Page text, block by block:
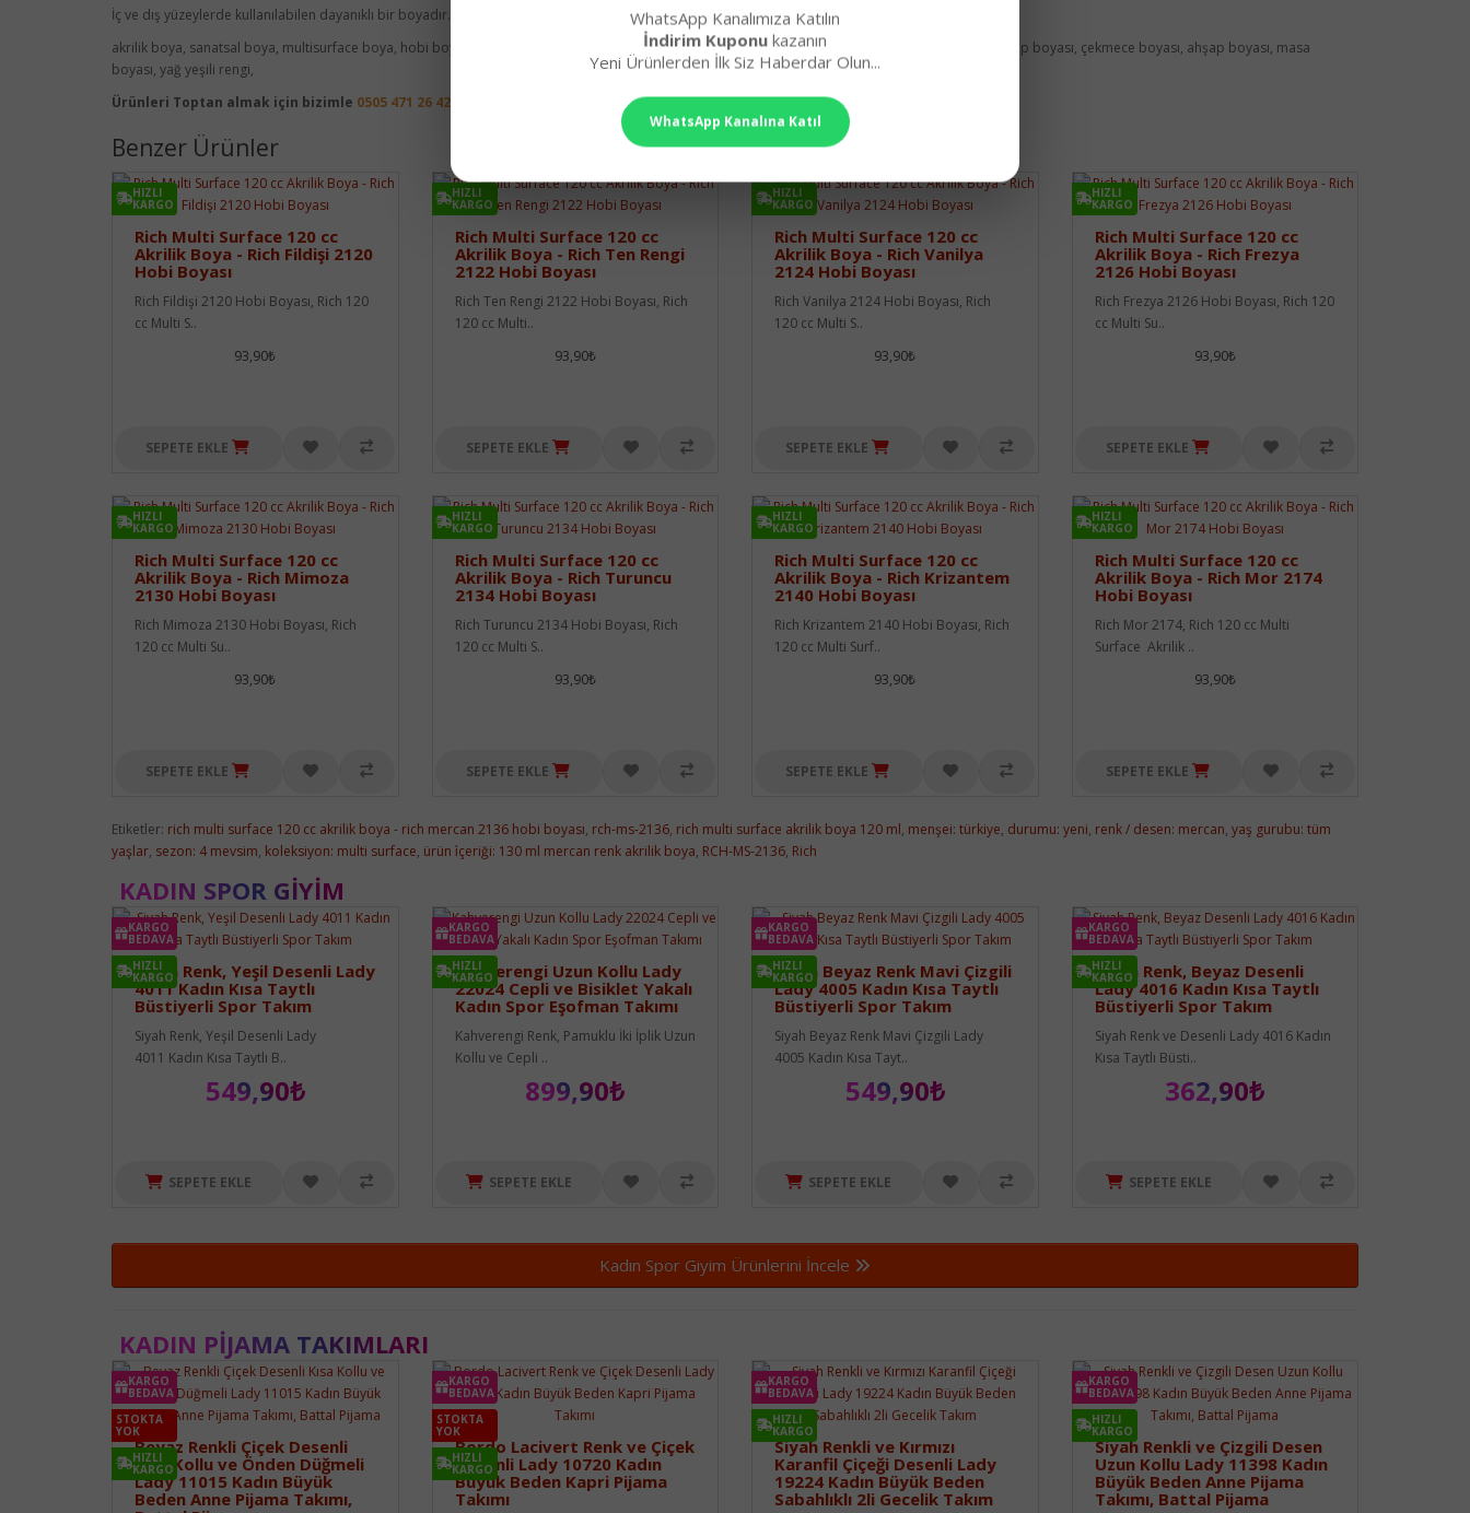
İç ve dış yüzeylerde kullanılabilen dayanıklı bir boyadır.
akrilik boya, sanatsal boya, multisurface boya, hobi boyası, hobi boyaları, rich akrilik boya, rich 130 ml boya, akrilik hobi boyası, sehpa boyası, dolap boyası, çekmece boyası, ahşap boyası, masa
boyası, yağ yeşili rengi,
Ürünleri Toptan almak için bizimle 0505 471 26 42 nolu telefondan iletişime geçebilirsiniz,
Benzer Ürünler
HIZLI
KARGO
Rich Multi Surface 120 cc
Akrilik Boya - Rich Fildişi 2120
Hobi Boyası
Rich Fildişi 2120 Hobi Boyası, Rich 120
cc Multi S..
93,90₺
SEPETE EKLE
HIZLI
KARGO
Rich Multi Surface 120 cc
Akrilik Boya - Rich Ten Rengi
2122 Hobi Boyası
Rich Ten Rengi 2122 Hobi Boyası, Rich
120 cc Multi..
93,90₺
SEPETE EKLE
HIZLI
KARGO
Rich Multi Surface 120 cc
Akrilik Boya - Rich Vanilya
2124 Hobi Boyası
Rich Vanilya 2124 Hobi Boyası, Rich
120 cc Multi S..
93,90₺
SEPETE EKLE
HIZLI
KARGO
Rich Multi Surface 120 cc
Akrilik Boya - Rich Frezya
2126 Hobi Boyası
Rich Frezya 2126 Hobi Boyası, Rich 120
cc Multi Su..
93,90₺
SEPETE EKLE
HIZLI
KARGO
Rich Multi Surface 120 cc
Akrilik Boya - Rich Mimoza
2130 Hobi Boyası
Rich Mimoza 2130 Hobi Boyası, Rich
120 cc Multi Su..
93,90₺
SEPETE EKLE
HIZLI
KARGO
Rich Multi Surface 120 cc
Akrilik Boya - Rich Turuncu
2134 Hobi Boyası
Rich Turuncu 2134 Hobi Boyası, Rich
120 cc Multi S..
93,90₺
SEPETE EKLE
HIZLI
KARGO
Rich Multi Surface 120 cc
Akrilik Boya - Rich Krizantem
2140 Hobi Boyası
Rich Krizantem 2140 Hobi Boyası, Rich
120 cc Multi Surf..
93,90₺
SEPETE EKLE
HIZLI
KARGO
Rich Multi Surface 120 cc
Akrilik Boya - Rich Mor 2174
Hobi Boyası
Rich Mor 2174, Rich 120 cc Multi
Surface Akrilik ..
93,90₺
SEPETE EKLE
Etiketler: rich multi surface 120 cc akrilik boya - rich mercan 2136 hobi boyası, rch-ms-2136, rich multi surface akrilik boya 120 ml, menşei: türkiye, durumu: yeni, renk / desen: mercan, yaş gurubu: tüm
yaşlar, sezon: 4 mevsim, koleksiyon: multi surface, ürün i̇çeriği: 130 ml mercan renk akrilik boya, RCH-MS-2136, Rich
KADIN SPOR GIYIM
KARGO
BEDAVA
HIZLI
KARGO
Siyah Renk, Yeşil Desenli Lady
4011 Kadın Kısa Taytlı
Büstiyerli Spor Takım
Siyah Renk, Yeşil Desenli Lady
4011 Kadın Kısa Taytlı B..
549,90₺
SEPETE EKLE
KARGO
BEDAVA
HIZLI
KARGO
Kahverengi Uzun Kollu Lady
22024 Cepli ve Bisiklet Yakalı
Kadın Spor Eşofman Takımı
Kahverengi Renk, Pamuklu İki İplik Uzun
Kollu ve Cepli ..
899,90₺
SEPETE EKLE
KARGO
BEDAVA
HIZLI
KARGO
Siyah Beyaz Renk Mavi Çizgili
Lady 4005 Kadın Kısa Taytlı
Büstiyerli Spor Takım
Siyah Beyaz Renk Mavi Çizgili Lady
4005 Kadın Kısa Tayt..
549,90₺
SEPETE EKLE
KARGO
BEDAVA
HIZLI
KARGO
Siyah Renk, Beyaz Desenli
Lady 4016 Kadın Kısa Taytlı
Büstiyerli Spor Takım
Siyah Renk ve Desenli Lady 4016 Kadın
Kısa Taytlı Büsti..
362,90₺
SEPETE EKLE
Kadın Spor Giyim Ürünlerini İncele
KADIN PIJAMA TAKIMLARI
KARGO
BEDAVA
STOKTA
YOK
HIZLI
KARGO
Beyaz Renkli Çiçek Desenli
Kısa Kollu ve Önden Düğmeli
Lady 11015 Kadın Büyük
Beden Anne Pijama Takımı,
KARGO
BEDAVA
STOKTA
YOK
HIZLI
KARGO
Bordo Lacivert Renk ve Çiçek
Desenli Lady 10720 Kadın
Büyük Beden Kapri Pijama
Takımı
KARGO
BEDAVA
HIZLI
KARGO
Siyah Renkli ve Kırmızı
Karanfil Çiçeği Desenli Lady
19224 Kadın Büyük Beden
Sabahlıklı 2li Gecelik Takım
KARGO
BEDAVA
HIZLI
KARGO
Siyah Renkli ve Çizgili Desen
Uzun Kollu Lady 11398 Kadın
Büyük Beden Anne Pijama
Takımı, Battal Pijama
WhatsApp Kanalımıza Katılın
İndirim Kuponu kazanın
Yeni Ürünlerden İlk Siz Haberdar Olun...
WhatsApp Kanalına Katıl